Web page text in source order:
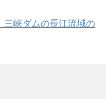
三峡ダムの長江流域の